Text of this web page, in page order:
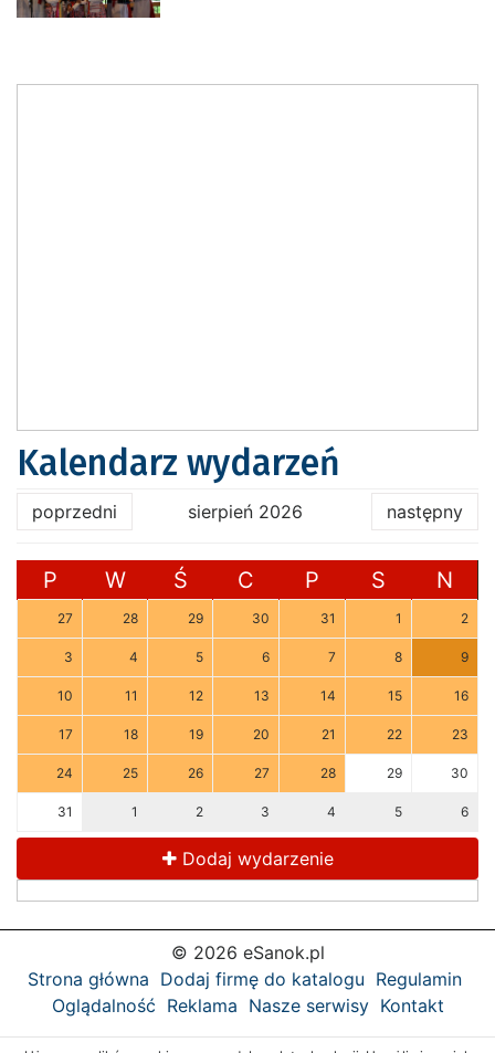
Kalendarz wydarzeń
poprzedni sierpień 2026 następny
P W Ś C P S N
27 28 29 30 31 1 2
3 4 5 6 7 8 9
10 11 12 13 14 15 16
17 18 19 20 21 22 23
24 25 26 27 28 29 30
31 1 2 3 4 5 6
Dodaj wydarzenie
© 2026 eSanok.pl
Strona główna Dodaj firmę do katalogu Regulamin
Oglądalność Reklama Nasze serwisy Kontakt